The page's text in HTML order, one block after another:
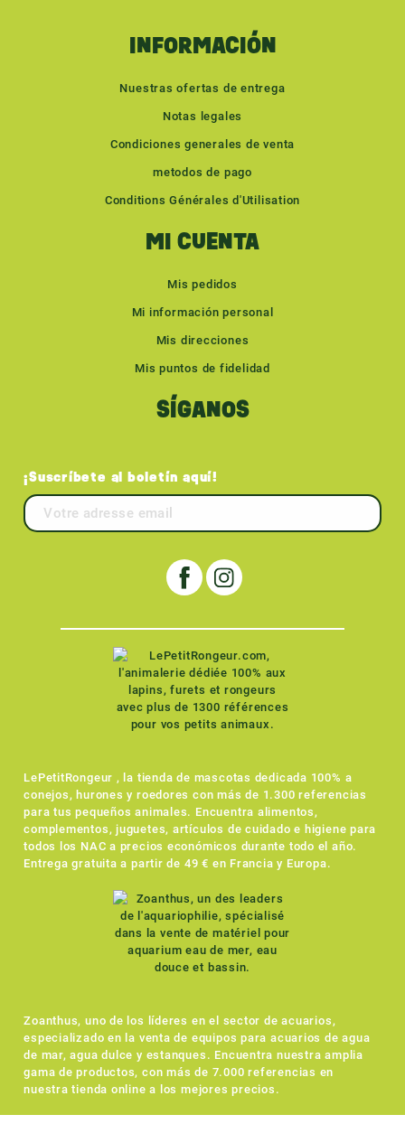
INFORMACIÓN
Nuestras ofertas de entrega
Notas legales
Condiciones generales de venta
metodos de pago
Conditions Générales d'Utilisation
MI CUENTA
Mis pedidos
Mi información personal
Mis direcciones
Mis puntos de fidelidad
SÍGANOS
¡Suscríbete al boletín aquí!
LePetitRongeur , la tienda de mascotas dedicada 100% a
conejos, hurones y roedores con más de 1.300 referencias
para tus pequeños animales. Encuentra alimentos,
complementos, juguetes, artículos de cuidado e higiene para
todos los NAC a precios económicos durante todo el año.
Entrega gratuita a partir de 49 € en Francia y Europa.
Zoanthus, uno de los líderes en el sector de acuarios,
especializado en la venta de equipos para acuarios de agua
de mar, agua dulce y estanques. Encuentra nuestra amplia
gama de productos, con más de 7.000 referencias en
nuestra tienda online a los mejores precios.